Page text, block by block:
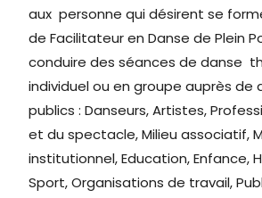
aux personne qui désirent se
de Facilitateur en Danse de Plein
conduire des séances de danse
individuel ou en groupe auprès de
publics : Danseurs, Artistes,
et du spectacle, Milieu associatif,
institutionnel, Education, Enfance,
Sport, Organisations de travail,